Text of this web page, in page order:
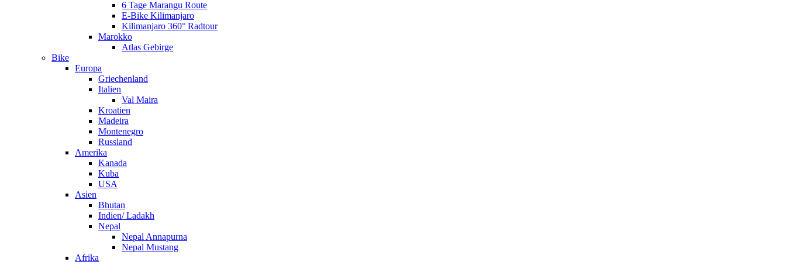
6 Tage Marangu Route
E-Bike Kilimanjaro
Kilimanjaro 360° Radtour
Marokko
Atlas Gebirge
Bike
Europa
Griechenland
Italien
Val Maira
Kroatien
Madeira
Montenegro
Russland
Amerika
Kanada
Kuba
USA
Asien
Bhutan
Indien/ Ladakh
Nepal
Nepal Annapurna
Nepal Mustang
Afrika